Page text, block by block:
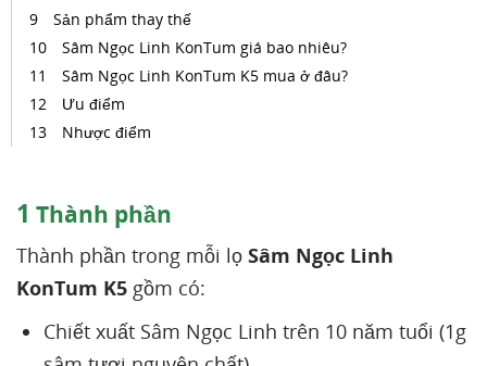
Sản phẩm thay thế
Sâm Ngọc Linh KonTum giá bao nhiêu?
Sâm Ngọc Linh KonTum K5 mua ở đâu?
Ưu điểm
Nhược điểm
1 Thành phần
Thành phần trong mỗi lọ Sâm Ngọc Linh
KonTum K5 gồm có:
Chiết xuất Sâm Ngọc Linh trên 10 năm tuổi (1g